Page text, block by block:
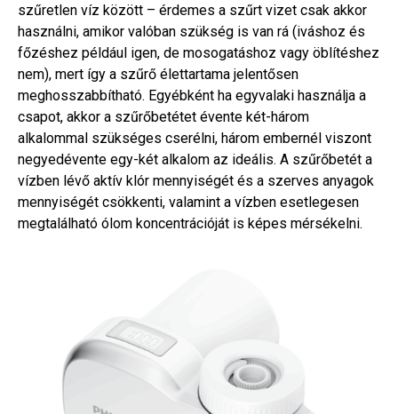
szűretlen víz között – érdemes a szűrt vizet csak akkor
használni, amikor valóban szükség is van rá (iváshoz és
főzéshez például igen, de mosogatáshoz vagy öblítéshez
nem), mert így a szűrő élettartama jelentősen
meghosszabbítható. Egyébként ha egyvalaki használja a
csapot, akkor a szűrőbetétet évente két-három
alkalommal szükséges cserélni, három embernél viszont
negyedévente egy-két alkalom az ideális. A szűrőbetét a
vízben lévő aktív klór mennyiségét és a szerves anyagok
mennyiségét csökkenti, valamint a vízben esetlegesen
megtalálható ólom koncentrációját is képes mérsékelni.